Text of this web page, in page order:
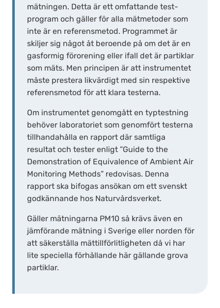
mätningen. Detta är ett omfattande test-
program och gäller för alla mätmetoder som
inte är en referensmetod. Programmet är
skiljer sig något åt beroende på om det är en
gasformig förorening eller ifall det är partiklar
som mäts. Men principen är att instrumentet
måste prestera likvärdigt med sin respektive
referensmetod för att klara testerna.
Om instrumentet genomgått en typtestning
behöver laboratoriet som genomfört testerna
tillhandahålla en rapport där samtliga
resultat och tester enligt ”Guide to the
Demonstration of Equivalence of Ambient Air
Monitoring Methods” redovisas. Denna
rapport ska bifogas ansökan om ett svenskt
godkännande hos Naturvårdsverket.
Gäller mätningarna PM10 så krävs även en
jämförande mätning i Sverige eller norden för
att säkerställa mättillförlitligheten då vi har
lite speciella förhållande här gällande grova
partiklar.